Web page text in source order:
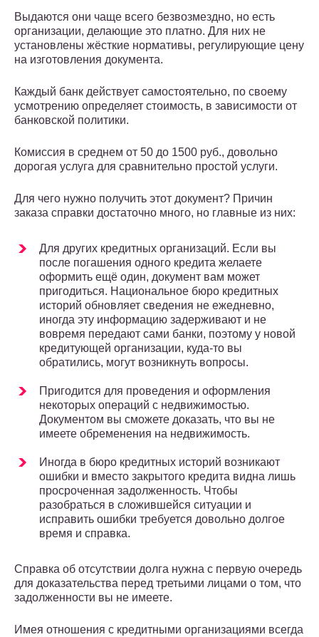
Выдаются они чаще всего безвозмездно, но есть
организации, делающие это платно. Для них не
установлены жёсткие нормативы, регулирующие цену
на изготовления документа.
Каждый банк действует самостоятельно, по своему
усмотрению определяет стоимость, в зависимости от
банковской политики.
Комиссия в среднем от 50 до 1500 руб., довольно
дорогая услуга для сравнительно простой услуги.
Для чего нужно получить этот документ? Причин
заказа справки достаточно много, но главные из них:
Для других кредитных организаций. Если вы
после погашения одного кредита желаете
оформить ещё один, документ вам может
пригодиться. Национальное бюро кредитных
историй обновляет сведения не ежедневно,
иногда эту информацию задерживают и не
вовремя передают сами банки, поэтому у новой
кредитующей организации, куда-то вы
обратились, могут возникнуть вопросы.
Пригодится для проведения и оформления
некоторых операций с недвижимостью.
Документом вы сможете доказать, что вы не
имеете обременения на недвижимость.
Иногда в бюро кредитных историй возникают
ошибки и вместо закрытого кредита видна лишь
просроченная задолженность. Чтобы
разобраться в сложившейся ситуации и
исправить ошибки требуется довольно долгое
время и справка.
Справка об отсутствии долга нужна с первую очередь
для доказательства перед третьими лицами о том, что
задолженности вы не имеете.
Имея отношения с кредитными организациями всегда